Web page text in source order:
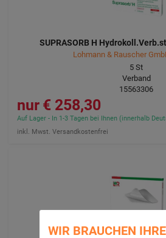
WIR BRAUCHEN
SUPRASORB H
Lohmann & Rauscher
5 St
Verband
15563306
258,30 €
Auf Lager - In 1-3 Tagen bei Ihnen (innerhalb
inkl. Mwst. Versandkostenfrei